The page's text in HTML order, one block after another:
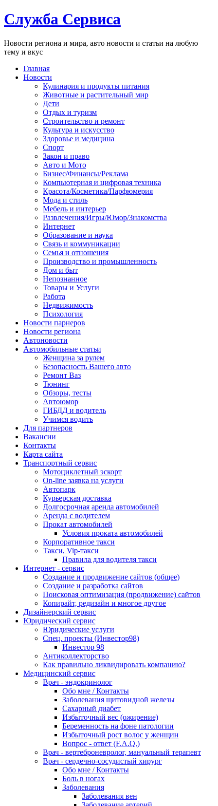
Служба Сервиса
Новости региона и мира, авто новости и статьи на любую
тему и вкус
Главная
Новости
Кулинария и продукты питания
Животные и растительный мир
Дети
Отдых и туризм
Строительство и ремонт
Культура и искусство
Здоровье и медицина
Спорт
Закон и право
Авто и Мото
Бизнес/Финансы/Реклама
Компьютерная и цифровая техника
Красота/Косметика/Парфюмерия
Мода и стиль
Мебель и интерьер
Развлечения/Игры/Юмор/Знакомства
Интернет
Образование и наука
Связь и коммуникации
Семья и отношения
Производство и промышленность
Дом и быт
Непознанное
Товары и Услуги
Работа
Недвижимость
Психология
Новости парнеров
Новости региона
Автоновости
Автомобильные статьи
Женщина за рулем
Безопасность Вашего авто
Ремонт Ваз
Тюнинг
Обзоры, тесты
Автоюмор
ГИБДД и водитель
Учимся водить
Для партнеров
Вакансии
Контакты
Карта сайта
Транспортный сервис
Мотоциклетный эскорт
On-line заявка на услуги
Автопарк
Курьерская доставка
Долгосрочная аренда автомобилей
Аренда с водителем
Прокат автомобилей
Условия проката автомобилей
Корпоративное такси
Такси, Vip-такси
Правила для водителя такси
Интернет - сервис
Создание и продвижение сайтов (общее)
Создание и разработка сайтов
Поисковая оптимизация (продвижение) сайтов
Копирайт, редизайн и многое другое
Дизайнерский сервис
Юридический сервис
Юридические услуги
Спец. проекты (Инвестор98)
Инвестор 98
Антиколлекторство
Как правильно ликвидировать компанию?
Медицинский сервис
Врач - эндокринолог
Обо мне / Контакты
Заболевания щитовидной железы
Сахарный диабет
Избыточный вес (ожирение)
Беременность на фоне патологии
Избыточный рост волос у женщин
Вопрос - ответ (F.A.Q.)
Врач - вертеброневролог, мануальный терапевт
Врач - сердечно-сосудистый хирург
Обо мне / Контакты
Боль в ногах
Заболевания
Заболевания вен